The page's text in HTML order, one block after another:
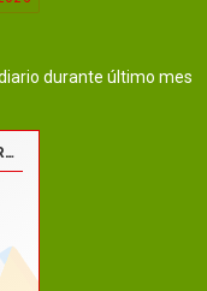
diario durante último mes